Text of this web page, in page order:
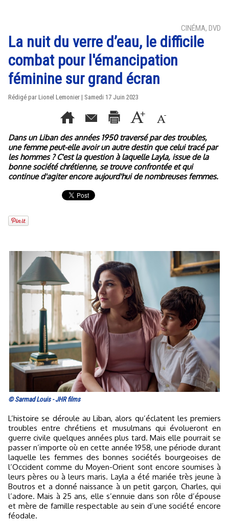
CINÉMA, DVD
La nuit du verre d’eau, le difficile
combat pour l'émancipation
féminine sur grand écran
Rédigé par Lionel Lemonier | Samedi 17 Juin 2023
Dans un Liban des années 1950 traversé par des troubles,
une femme peut-elle avoir un autre destin que celui tracé par
les hommes ? C'est la question à laquelle Layla, issue de la
bonne société chrétienne, se trouve confrontée et qui
continue d'agiter encore aujourd'hui de nombreuses femmes.
© Sarmad Louis - JHR films
L’histoire se déroule au Liban, alors qu’éclatent les premiers
troubles entre chrétiens et musulmans qui évolueront en
guerre civile quelques années plus tard. Mais elle pourrait se
passer n’importe où en cette année 1958, une période durant
laquelle les femmes des bonnes sociétés bourgeoises de
l’Occident comme du Moyen-Orient sont encore soumises à
leurs pères ou à leurs maris. Layla a été mariée très jeune à
Boutros et a donné naissance à un petit garçon, Charles, qui
l’adore. Mais à 25 ans, elle s’ennuie dans son rôle d’épouse
et mère de famille respectable au sein d’une société encore
féodale.